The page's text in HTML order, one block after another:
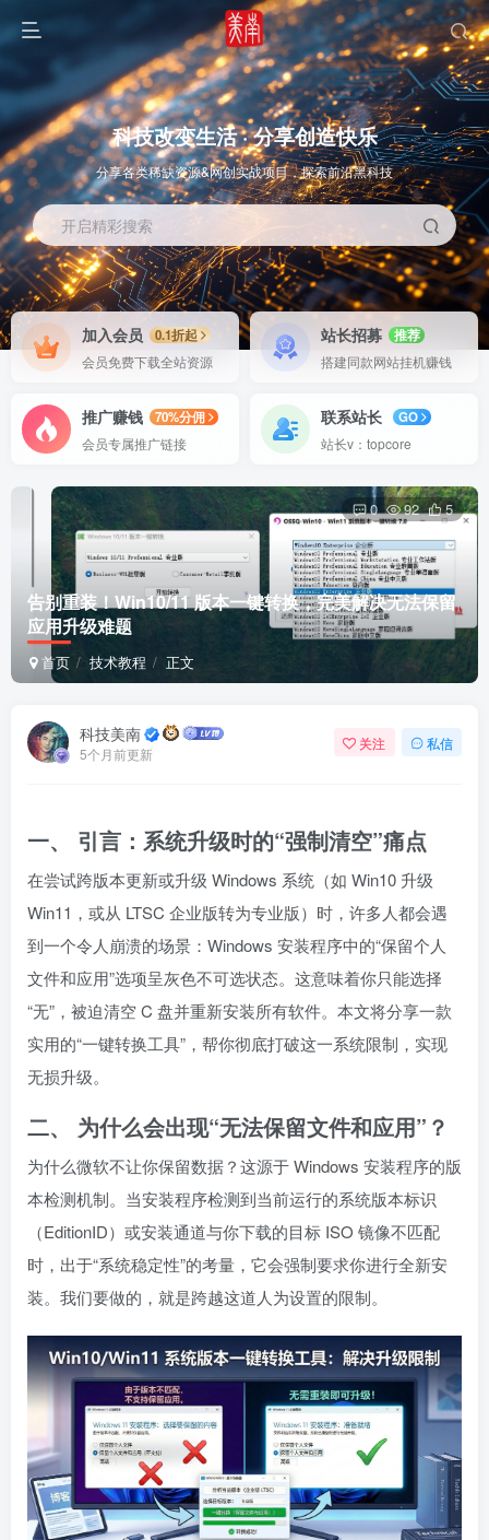
OS教程 SOFT教程
Arch Linux Android 16
科技改变生活 · 分享创造快乐
分享各类稀缺资源&网创实战项目，探索前沿黑科技
开启精彩搜索
加入会员
0.1折起
会员免费下载全站资源
站长招募
推荐
搭建同款网站挂机赚钱
推广赚钱
70%分佣
会员专属推广链接
联系站长
GO
站长v：topcore
告别重装！Win10/11 版本一键转换，完美解决无法保留
应用升级难题
首页 技术教程 正文
0 92 5
科技美南
5个月前更新
关注 私信
一、 引言：系统升级时的“强制清空”痛点
在尝试跨版本更新或升级 Windows 系统（如 Win10 升级
Win11，或从 LTSC 企业版转为专业版）时，许多人都会遇
到一个令人崩溃的场景：Windows 安装程序中的“保留个人
文件和应用”选项呈灰色不可选状态。这意味着你只能选择
“无”，被迫清空 C 盘并重新安装所有软件。本文将分享一款
实用的“一键转换工具”，帮你彻底打破这一系统限制，实现
无损升级。
二、 为什么会出现“无法保留文件和应用”？
为什么微软不让你保留数据？这源于 Windows 安装程序的版
本检测机制。当安装程序检测到当前运行的系统版本标识
（EditionID）或安装通道与你下载的目标 ISO 镜像不匹配
时，出于“系统稳定性”的考量，它会强制要求你进行全新安
装。我们要做的，就是跨越这道人为设置的限制。